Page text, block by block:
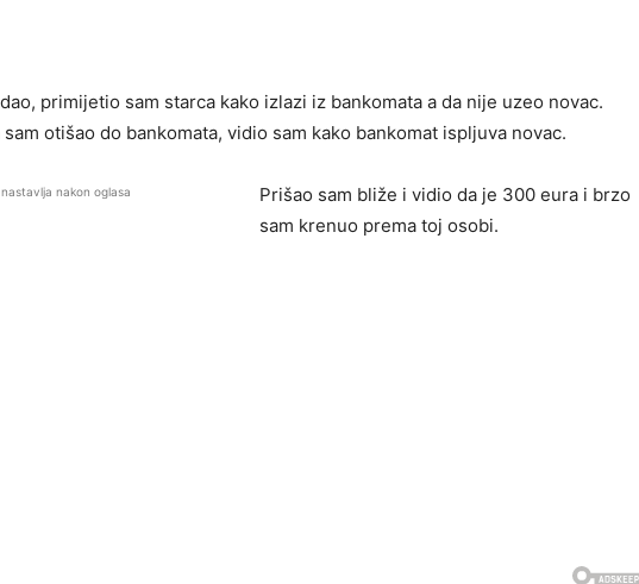
primijetio sam starca kako izlazi iz bankomata a da nije uzeo novac.
otišao do bankomata, vidio sam kako bankomat ispljuva novac.
nakon oglasa
Prišao sam bliže i vidio da je 300 eura i brzo
sam krenuo prema toj osobi.